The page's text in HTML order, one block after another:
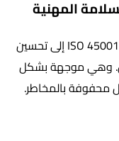
تهدف شهادة ISO 45001 إلى تحسين
وهي موجهة بشكل
محفوفة بالمخاطر.